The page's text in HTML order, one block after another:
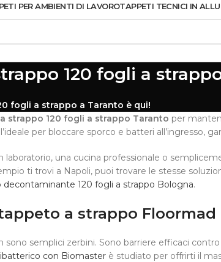
PER AMBIENTI DI LAVOROTAPPETI TECNICI IN
120 fogli a
fogli a strappo a Taranto è qui!
strappo 120 fogli a strappo Taranto per
per bloccare sporco e batteri all’ingresso,
laboratorio, una cucina professionale o
ti trovi a Napoli, puoi trovare le stesse
120 fogli a strappo Bologna.
a strappo
semplici zerbini. Sono barriere efficaci
con Biomaster è studiato per offrirti il